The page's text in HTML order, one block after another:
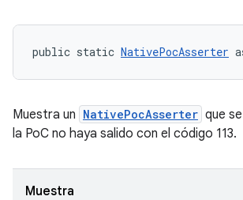
public static NativePocAsserter
Muestra un NativePocAsserter que
la PoC no haya salido con el código 113.
Muestra